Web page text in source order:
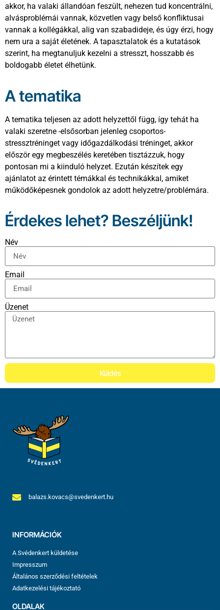
akkor, ha valaki állandóan feszült, nehezen tud koncentrálni,
alvásproblémái vannak, közvetlen vagy belső konfliktusai
vannak a kollégákkal, alig van szabadideje, és úgy érzi, hogy
nem ura a saját életének. A tapasztalatok és a kutatások
szerint, ha megtanuljuk kezelni a stresszt, hosszabb és
boldogabb életet élhetünk.
A tematika
A tematika teljesen az adott helyzettől függ, így tehát ha
valaki szeretne -elsősorban jelenleg csoportos-
stressztréninget vagy időgazdálkodási tréninget, akkor
először egy megbeszélés keretében tisztázzuk, hogy
pontosan mi a kiinduló helyzet. Ezután készítek egy
ajánlatot az érintett témákkal és technikákkal, amiket
működőképesnek gondolok az adott helyzetre/problémára.
Érdekes lehet? Beszéljünk!
Név
Email
Üzenet
Küldés
balazs.kovacs@svedenkert.hu
INFORMÁCIÓK
A Svédenkert küldetése
Impresszum
Általános szerződési feltételek
Adatkezelési tájékoztató
OLDALAK